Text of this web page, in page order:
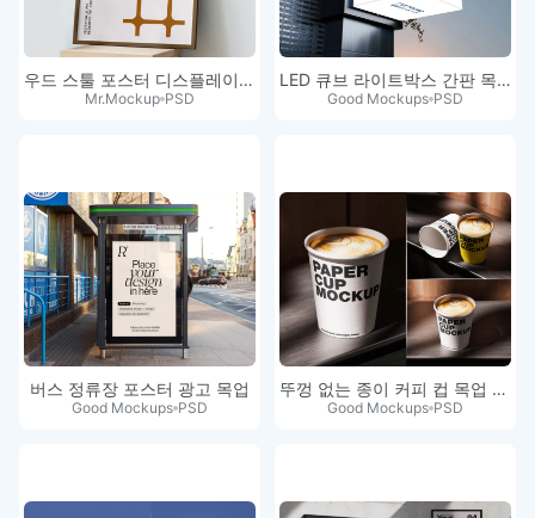
우드 스툴 포스터 디스플레이 목업
Mr.Mockup PSD
LED 큐브 라이트박스 간판 목업 PSD
Good Mockups PSD
버스 정류장 포스터 광고 목업
Good Mockups PSD
뚜껑 없는 종이 커피 컵 목업 세트
Good Mockups PSD